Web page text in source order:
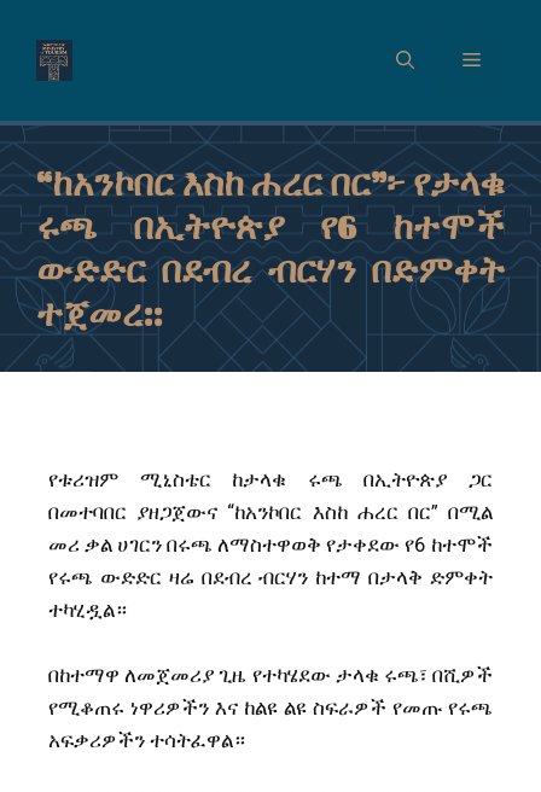
“ከአንኮበር እስከ ሐረር በር”፦ የታላቁ
ሩጫ በኢትዮጵያ የ6 ከተሞች
ውድድር በደብረ ብርሃን በድምቀት
ተጀመረ::
የቱሪዝም ሚኒስቴር ከታላቁ ሩጫ በኢትዮጵያ ጋር
በመተባበር ያዘጋጀውና “ከአንኮበር እስከ ሐረር በር” በሚል
መሪ ቃል ሀገርን በሩጫ ለማስተዋወቅ የታቀደው የ6 ከተሞች
የሩጫ ውድድር ዛሬ በደብረ ብርሃን ከተማ በታላቅ ድምቀት
ተካሂዷል።
በከተማዋ ለመጀመሪያ ጊዜ የተካሄደው ታላቁ ሩጫ፣ በሺዎች
የሚቆጠሩ ነዋሪዎችን እና ከልዩ ልዩ ስፍራዎች የመጡ የሩጫ
አፍቃሪዎችን ተሳትፈዋል።